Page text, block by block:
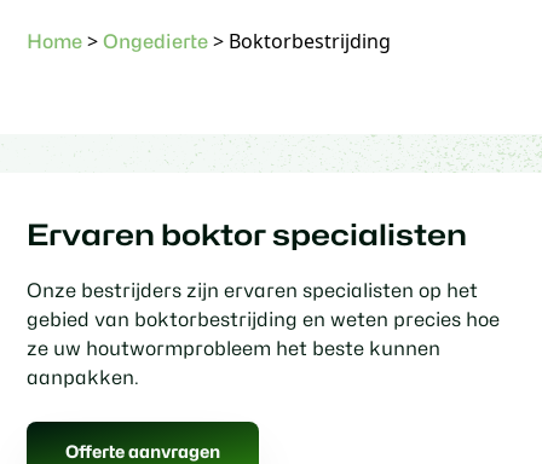
Home >Ongedierte > Boktorbestrijding
Ervaren boktor specialisten
Onze bestrijders zijn ervaren specialisten op het
gebied van boktorbestrijding en weten precies hoe
ze uw houtwormprobleem het beste kunnen
aanpakken.
Offerte aanvragen